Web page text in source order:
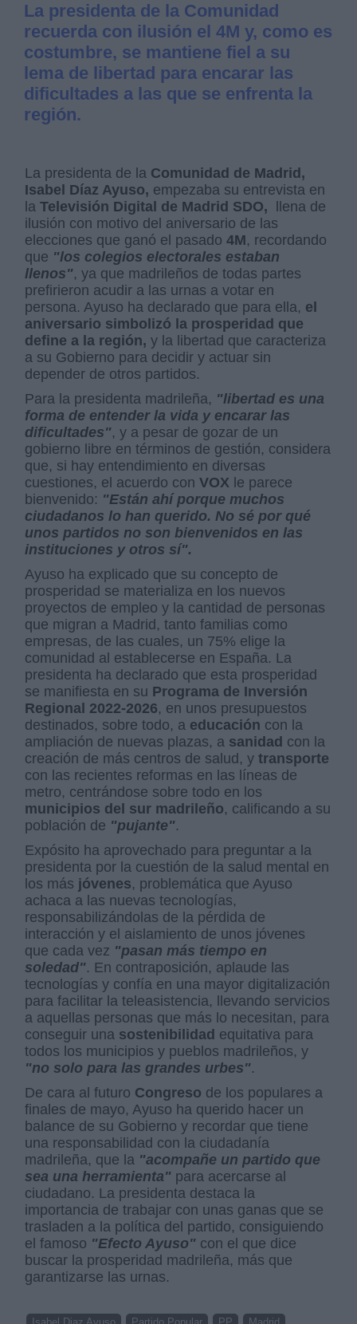
La presidenta de la Comunidad
recuerda con ilusión el 4M y, como es
costumbre, se mantiene fiel a su
lema de libertad para encarar las
dificultades a las que se enfrenta la
región.
La presidenta de la Comunidad de Madrid,
Isabel Díaz Ayuso, empezaba su entrevista en
laTelevisión Digital de Madrid SDO, llena de
ilusión con motivo del aniversario de las
elecciones que ganó el pasado4M, recordando
que "los colegios electorales estaban
llenos", ya que madrileños de todas partes
prefirieron acudir a las urnas a votar en
persona. Ayuso ha declarado que para ella, el
aniversario simbolizó la prosperidad que
define a la región, y la libertad que caracteriza
a su Gobierno para decidir y actuar sin
depender de otros partidos.
Para la presidenta madrileña, "libertad es una
forma de entender la vida y encarar las
dificultades", y a pesar de gozar de un
gobierno libre en términos de gestión, considera
que, si hay entendimiento en diversas
cuestiones, el acuerdo conVOX le parece
bienvenido: "Están ahí porque muchos
ciudadanos lo han querido. No sé por qué
unos partidos no son bienvenidos en las
instituciones y otros sí".
Ayuso ha explicado que su concepto de
prosperidad se materializa en los nuevos
proyectos de empleo y la cantidad de personas
que migran a Madrid, tanto familias como
empresas, de las cuales, un 75% elige la
comunidad al establecerse en España. La
presidenta ha declarado que esta prosperidad
se manifiesta en su Programa de Inversión
Regional 2022-2026, en unos presupuestos
destinados, sobre todo, a educación con la
ampliación de nuevas plazas, a sanidad con la
creación de más centros de salud, ytransporte
con las recientes reformas en las líneas de
metro, centrándose sobre todo en los
municipios del sur madrileño, calificando a su
población de "pujante".
Expósito ha aprovechado para preguntar a la
presidenta por la cuestión de la salud mental en
los más jóvenes, problemática que Ayuso
achaca a las nuevas tecnologías,
responsabilizándolas de la pérdida de
interacción y el aislamiento de unos jóvenes
que cada vez "pasan más tiempo en
soledad". En contraposición, aplaude las
tecnologías y confía en una mayor digitalización
para facilitar la teleasistencia, llevando servicios
a aquellas personas que más lo necesitan, para
conseguir una sostenibilidad equitativa para
todos los municipios y pueblos madrileños, y
"no solo para las grandes urbes".
De cara al futuro Congreso de los populares a
finales de mayo, Ayuso ha querido hacer un
balance de su Gobierno y recordar que tiene
una responsabilidad con la ciudadanía
madrileña, que la "acompañe un partido que
sea una herramienta" para acercarse al
ciudadano. La presidenta destaca la
importancia de trabajar con unas ganas que se
trasladen a la política del partido, consiguiendo
el famoso "Efecto Ayuso" con el que dice
buscar la prosperidad madrileña, más que
garantizarse las urnas.